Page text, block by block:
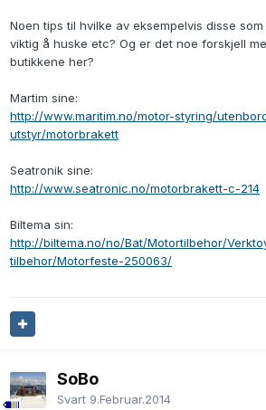
Noen tips til hvilke av eksempelvis disse
viktig å huske etc? Og er det noe forskjell
butikkene her?
Martim sine:
http://www.maritim.no/motor-styring/
utstyr/motorbrakett
Seatronik sine:
http://www.seatronic.no/motorbrakett-c-214
Biltema sin:
http://biltema.no/no/Bat/Motortilbehor/
tilbehor/Motorfeste-250063/
SoBo
Svart 9.Februar.2014